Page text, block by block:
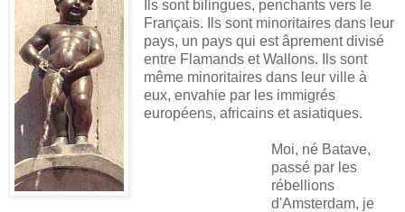
Ils sont bilingues, penchants vers le
Français. Ils sont minoritaires dans leur
pays, un pays qui est âprement divisé
entre Flamands et Wallons. Ils sont
même minoritaires dans leur ville à
eux, envahie par les immigrés
européens, africains et asiatiques.
Moi, né Batave,
passé par les
rébellions
d'Amsterdam, je